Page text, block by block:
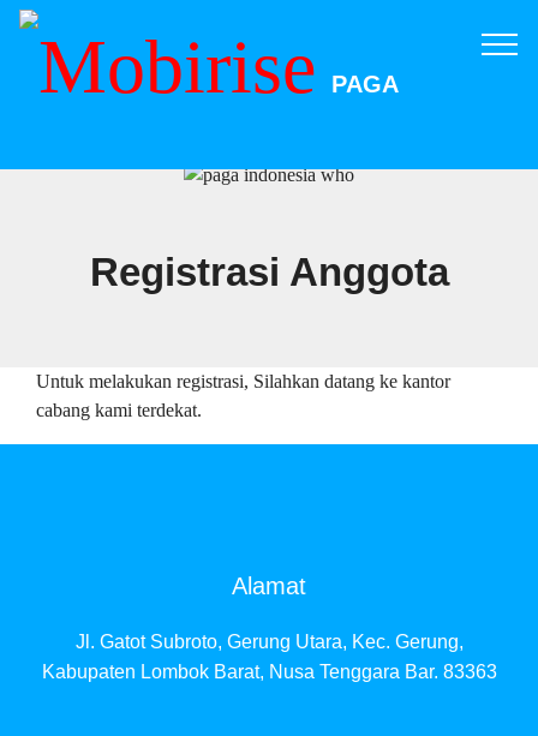
PAGA
Registrasi Anggota
Untuk melakukan registrasi, Silahkan datang ke kantor
cabang kami terdekat.
Alamat
Jl. Gatot Subroto, Gerung Utara, Kec. Gerung,
Kabupaten Lombok Barat, Nusa Tenggara Bar. 83363